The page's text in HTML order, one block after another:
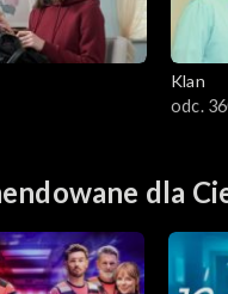
Klan
odc.
dla